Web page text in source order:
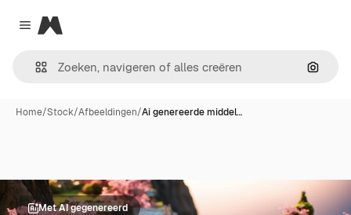
Close menu
Magnific
Home/Stock/Afbeeldingen/Ai genereerde middel…
Met AI gegenereerd